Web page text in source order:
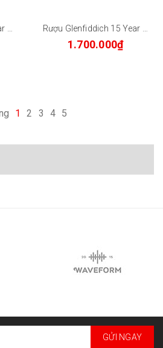
1.700.000₫
1 2 3 4 5
GỬI NGAY